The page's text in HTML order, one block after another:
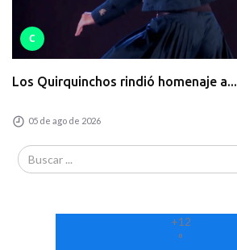
C
Los Quirquinchos rindió homenaje a...
05 de ago de 2026
+12
°